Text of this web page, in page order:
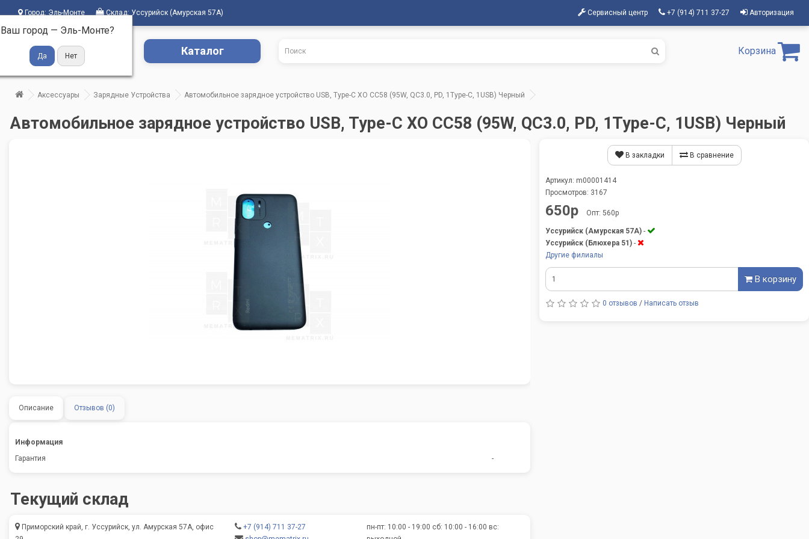
Город: Эль-Монте
Ваш город — Эль-Монте?
Склад: Уссурийск (Амурская 57А) Сервисный центр +7 (914) 711 37-27 Авторизация
Каталог Корзина
Аксессуары Зарядные Устройства Автомобильное зарядное устройство USB, Type-C XO CC58 (95W, QC3.0, PD, 1Type-C, 1USB) Черный
Автомобильное зарядное устройство USB, Type-C XO CC58 (95W, QC3.0, PD, 1Type-C, 1USB) Черный
Описание Отзывов (0)
Информация
Гарантия
-
Текущий склад
Приморский край, г. Уссурийск, ул. Амурская 57А, офис
+7 (914) 711 37-27
пн-пт: 10:00 - 19:00 сб: 10:00 - 16:00 вс:
В закладки В сравнение
Артикул: m00001414
Просмотров: 3167
650р Опт: 560р
Уссурийск (Амурская 57А) -
Уссурийск (Блюхера 51) -
Другие филиалы
В корзину
0 отзывов / Написать отзыв